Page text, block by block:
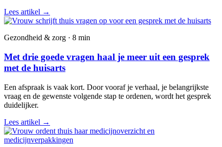
Lees artikel →
Gezondheid & zorg · 8 min
Met drie goede vragen haal je meer uit een gesprek
met de huisarts
Een afspraak is vaak kort. Door vooraf je verhaal, je belangrijkste
vraag en de gewenste volgende stap te ordenen, wordt het gesprek
duidelijker.
Lees artikel →